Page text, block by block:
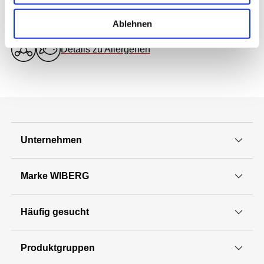
Ablehnen
Allergene Bestandteile
Details zu Allergenen
Unternehmen
Marke WIBERG
Häufig gesucht
Produktgruppen